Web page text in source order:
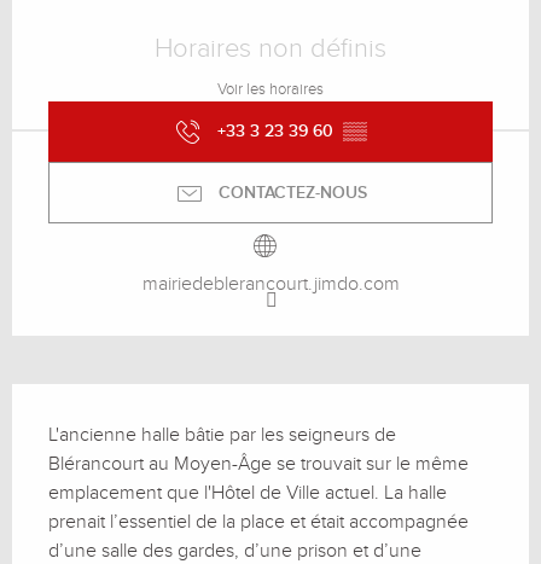
Horaires non définis
Voir les horaires
+33 3 23 39 60 ▒▒
CONTACTEZ-NOUS
mairiedeblerancourt.jimdo.com
L'ancienne halle bâtie par les seigneurs de
Blérancourt au Moyen-Âge se trouvait sur le même
emplacement que l'Hôtel de Ville actuel. La halle
prenait l’essentiel de la place et était accompagnée
d’une salle des gardes, d’une prison et d’une